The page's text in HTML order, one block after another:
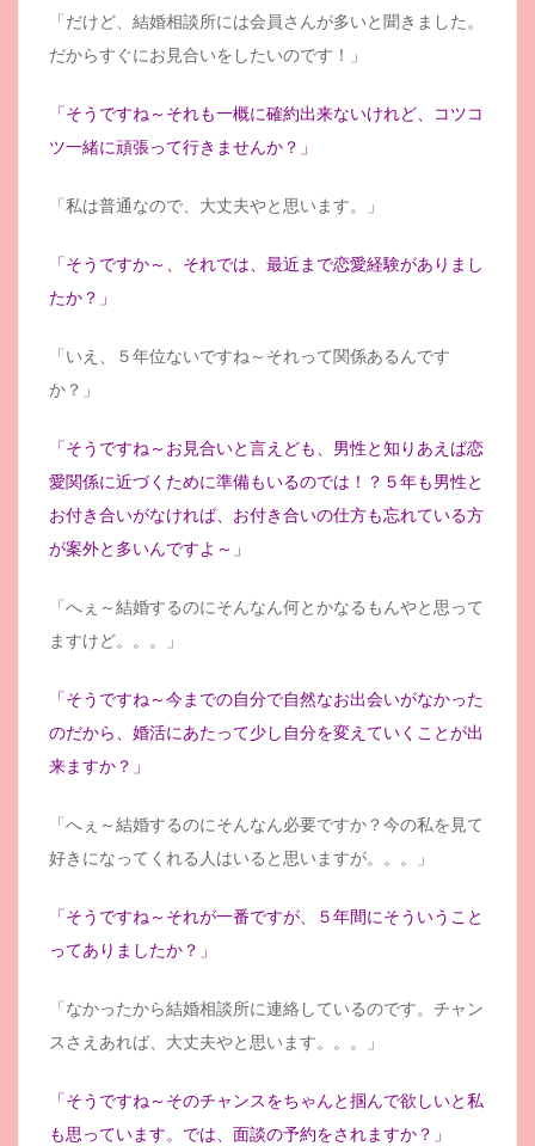
「だけど、結婚相談所には会員さんが多いと聞きました。
だからすぐにお見合いをしたいのです！」
「そうですね～それも一概に確約出来ないけれど、コツコ
ツ一緒に頑張って行きませんか？」
「私は普通なので、大丈夫やと思います。」
「そうですか～、それでは、最近まで恋愛経験がありまし
たか？」
「いえ、５年位ないですね～それって関係あるんです
か？」
「そうですね～お見合いと言えども、男性と知りあえば恋
愛関係に近づくために準備もいるのでは！？５年も男性と
お付き合いがなければ、お付き合いの仕方も忘れている方
が案外と多いんですよ～」
「へぇ～結婚するのにそんなん何とかなるもんやと思って
ますけど。。。」
「そうですね～今までの自分で自然なお出会いがなかった
のだから、婚活にあたって少し自分を変えていくことが出
来ますか？」
「へぇ～結婚するのにそんなん必要ですか？今の私を見て
好きになってくれる人はいると思いますが。。。」
「そうですね～それが一番ですが、５年間にそういうこと
ってありましたか？」
「なかったから結婚相談所に連絡しているのです。チャン
スさえあれば、大丈夫やと思います。。。」
「そうですね～そのチャンスをちゃんと掴んで欲しいと私
も思っています。では、面談の予約をされますか？」